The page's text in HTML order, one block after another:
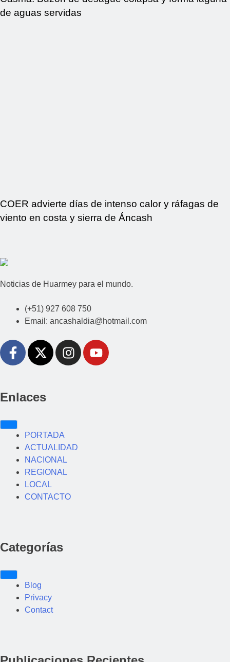
de aguas servidas
COER advierte días de intenso calor y ráfagas de
viento en costa y sierra de Áncash
Noticias de Huarmey para el mundo.
(+51) 927 608 750
Email: ancashaldia@hotmail.com
Enlaces
PORTADA
ACTUALIDAD
NACIONAL
REGIONAL
LOCAL
CONTACTO
Categorías
Blog
Privacy
Contact